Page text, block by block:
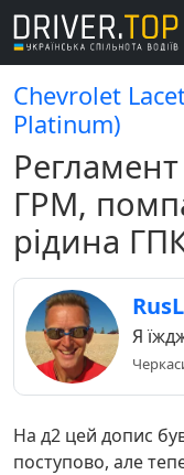
Chevrolet
Platinum)
ГРМ,
рідина
Я
На д2 цей допис
поступово, але